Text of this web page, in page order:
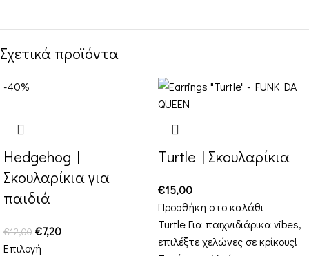
Σχετικά προϊόντα
-40%
Hedgehog |
Σκουλαρίκια για
παιδιά
€12,00 €7,20
Επιλογή
Turtle | Σκουλαρίκια
€15,00
Προσθήκη στο καλάθι
Turtle Για παιχνιδιάρικα vibes,
επιλέξτε χελώνες σε κρίκους!